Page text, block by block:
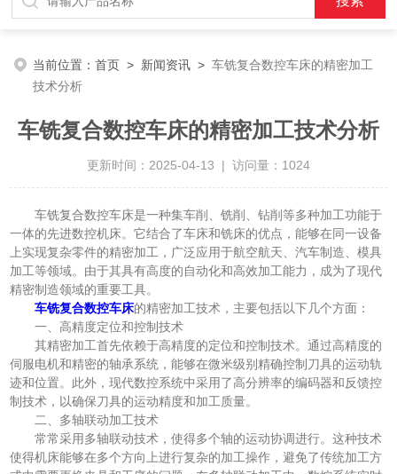
当前位置：首页 > 新闻资讯 >车铣复合数控车床的精密加工
技术分析
车铣复合数控车床的精密加工技术分析
更新时间：2025-04-13 | 访问量：1024
车铣复合数控车床是一种集车削、铣削、钻削等多种加工功能于
一体的先进数控机床。它结合了车床和铣床的优点，能够在同一设备
上实现复杂零件的精密加工，广泛应用于航空航天、汽车制造、模具
加工等领域。由于其具有高度的自动化和高效加工能力，成为了现代
精密制造领域的重要工具。
车铣复合数控车床的精密加工技术，主要包括以下几个方面：
一、高精度定位和控制技术
其精密加工首先依赖于高精度的定位和控制技术。通过高精度的
伺服电机和精密的轴承系统，能够在微米级别精确控制刀具的运动轨
迹和位置。此外，现代数控系统中采用了高分辨率的编码器和反馈控
制技术，以确保刀具的运动精度和加工质量。
二、多轴联动加工技术
常常采用多轴联动技术，使得多个轴的运动协调进行。这种技术
使得机床能够在多个方向上进行复杂的加工操作，避免了传统加工方